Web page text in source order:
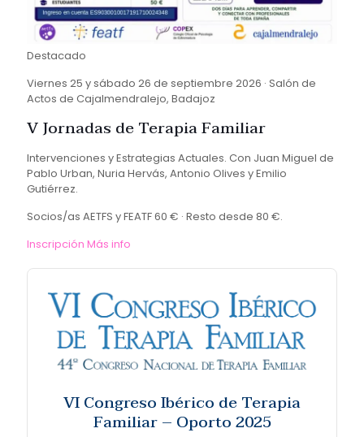
Destacado
Viernes 25 y sábado 26 de septiembre 2026 · Salón de
Actos de Cajalmendralejo, Badajoz
V Jornadas de Terapia Familiar
Intervenciones y Estrategias Actuales. Con Juan Miguel de
Pablo Urban, Nuria Hervás, Antonio Olives y Emilio
Gutiérrez.
Socios/as AETFS y FEATF 60 € · Resto desde 80 €.
Inscripción Más info
VI Congreso Ibérico de Terapia
Familiar – Oporto 2025